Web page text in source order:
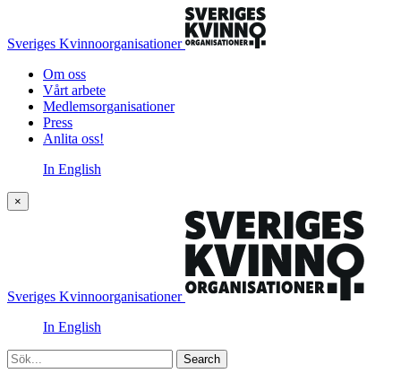
Sveriges Kvinnoorganisationer
Om oss
Vårt arbete
Medlemsorganisationer
Press
Anlita oss!
In English
×
Sveriges Kvinnoorganisationer
In English
Sök